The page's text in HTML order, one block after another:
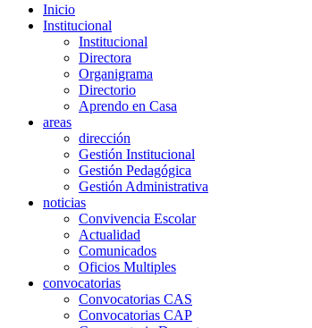
Inicio
Institucional
Institucional
Directora
Organigrama
Directorio
Aprendo en Casa
areas
dirección
Gestión Institucional
Gestión Pedagógica
Gestión Administrativa
noticias
Convivencia Escolar
Actualidad
Comunicados
Oficios Multiples
convocatorias
Convocatorias CAS
Convocatorias CAP